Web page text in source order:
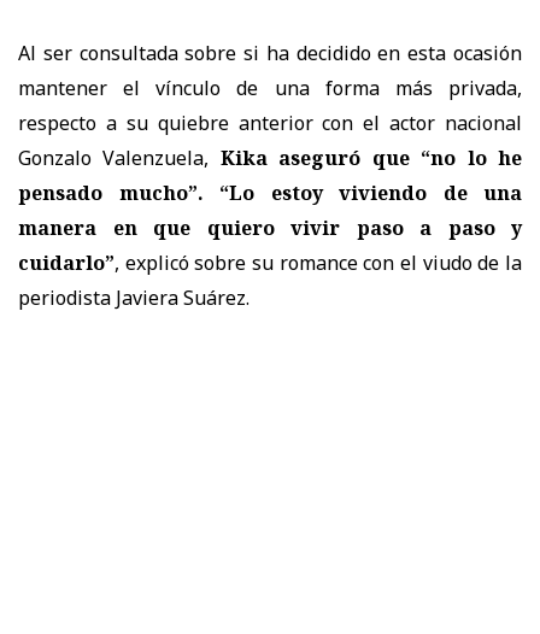
Al ser consultada sobre si ha decidido en esta ocasión
mantener el vínculo de una forma más privada,
respecto a su quiebre anterior con el actor nacional
Gonzalo Valenzuela, Kika aseguró que “no lo he
pensado mucho”. “Lo estoy viviendo de una
manera en que quiero vivir paso a paso y
cuidarlo”, explicó sobre su romance con el viudo de la
periodista Javiera Suárez.